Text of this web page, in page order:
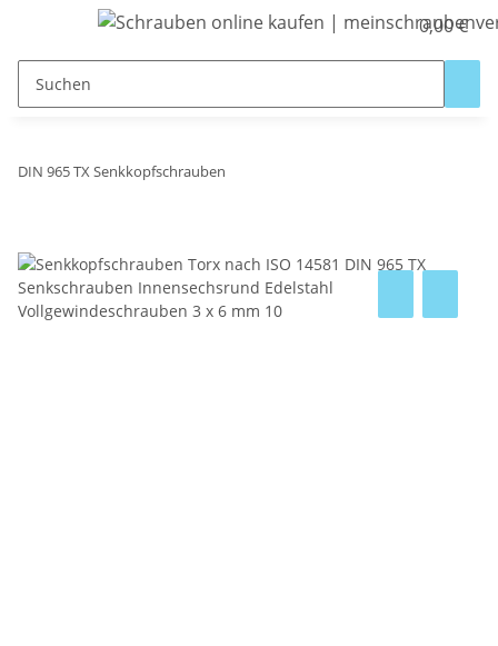
0,00 €
DIN 965 TX Senkkopfschrauben